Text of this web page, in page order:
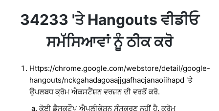
34233 'ਤੇ Hangouts ਵੀਡੀਓ
ਸਮੱਸਿਆਵਾਂ ਨੂੰ ਠੀਕ ਕਰੋ
Https://chrome.google.com/webstore/detail/google-
hangouts/nckgahadagoaajjgafhacjanaoiihapd 'ਤੇ
ਉਪਲਬਧ ਕ੍ਰੋਮ ਐਕਸਟੈਂਸ਼ਨ ਵਰਜ਼ਨ ਦੀ ਵਰਤੋਂ ਕਰੋ.
ਕੋਈ ਡੈਸਕਟੌਪ ਐਪਲੀਕੇਸ਼ਨ ਸੰਸਕਰਣ ਨਹੀਂ ਹੈ. ਕਰੋਮ